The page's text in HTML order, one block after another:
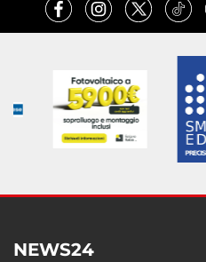
NEWS24